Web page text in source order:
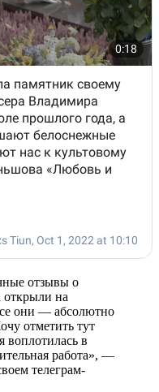
отзывы о
открыли на
они — абсолютно
отметить тут
воплотилась в
работа», —
телеграм-